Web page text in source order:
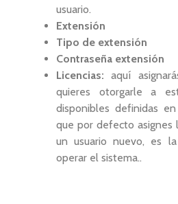
usuario.
Extensión
Tipo de extensión
Contraseña extensión
Licencias:aquí
quieres otorgarle a
disponibles definidas
que por defecto asignes
un usuario nuevo, es
operar el sistema..